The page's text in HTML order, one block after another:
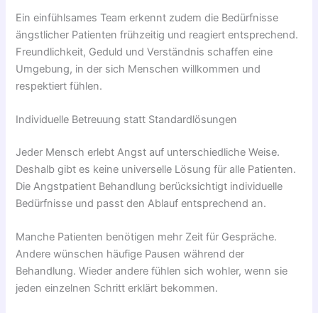
Ein einfühlsames Team erkennt zudem die Bedürfnisse
ängstlicher Patienten frühzeitig und reagiert entsprechend.
Freundlichkeit, Geduld und Verständnis schaffen eine
Umgebung, in der sich Menschen willkommen und
respektiert fühlen.
Individuelle Betreuung statt Standardlösungen
Jeder Mensch erlebt Angst auf unterschiedliche Weise.
Deshalb gibt es keine universelle Lösung für alle Patienten.
Die Angstpatient Behandlung berücksichtigt individuelle
Bedürfnisse und passt den Ablauf entsprechend an.
Manche Patienten benötigen mehr Zeit für Gespräche.
Andere wünschen häufige Pausen während der
Behandlung. Wieder andere fühlen sich wohler, wenn sie
jeden einzelnen Schritt erklärt bekommen.